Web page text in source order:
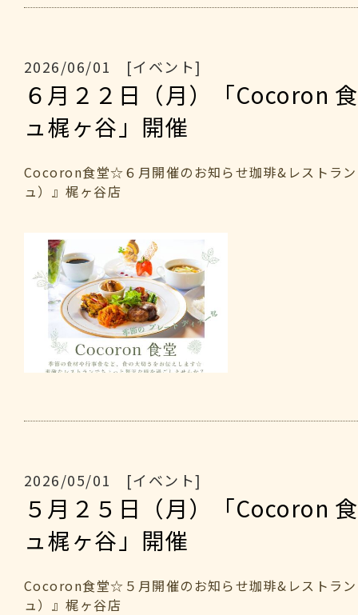
2026/06/01 [イベント]
６月２２日（月）「Cocoron
ュ梶ヶ谷」開催
Cocoron食堂☆６月開催のお知らせ珈琲&レストラ
ュ）』梶ヶ谷店
2026/05/01 [イベント]
５月２５日（月）「Cocoron
ュ梶ヶ谷」開催
Cocoron食堂☆５月開催のお知らせ珈琲&レストラ
ュ）』梶ヶ谷店